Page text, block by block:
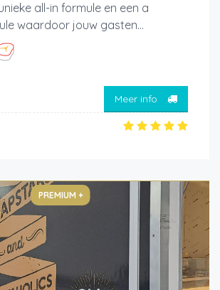
all-in formule en een a
waardoor jouw gasten...
Meer info
PREMIUM +